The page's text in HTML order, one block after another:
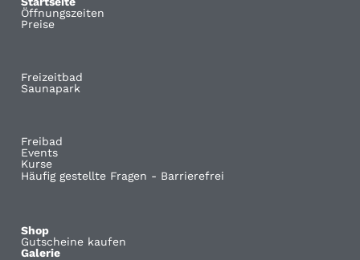
Öffnungszeiten
Preise
Freizeitbad
Saunapark
Freibad
Events
Kurse
Häufig gestellte Fragen - Barrierefrei
Shop
Gutscheine kaufen
Galerie